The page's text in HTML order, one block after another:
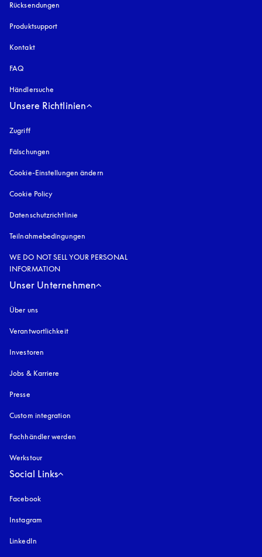
Rücksendungen
Produktsupport
Kontakt
FAQ
Händlersuche
Unsere Richtlinien
Zugrifföffnet sich in einem neuen Tab
Fälschungen
Cookie-Einstellungen ändern
Cookie Policy
Datenschutzrichtlinie
Teilnahmebedingungen
WE DO NOT SELL YOUR PERSONAL
INFORMATION
Unser Unternehmen
Über uns
Verantwortlichkeit
Investoren
Jobs & Karriere
Presse
Custom integration
Fachhändler werden
Werkstour
Social Links
Facebook
Instagram
LinkedIn